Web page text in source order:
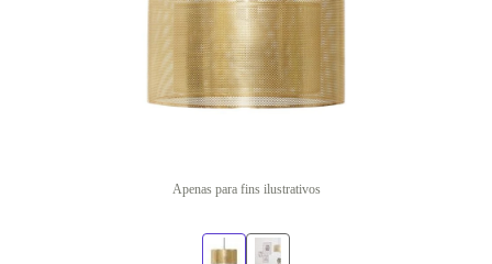
Apenas para fins ilustrativos